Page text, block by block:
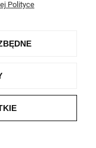
Polityce